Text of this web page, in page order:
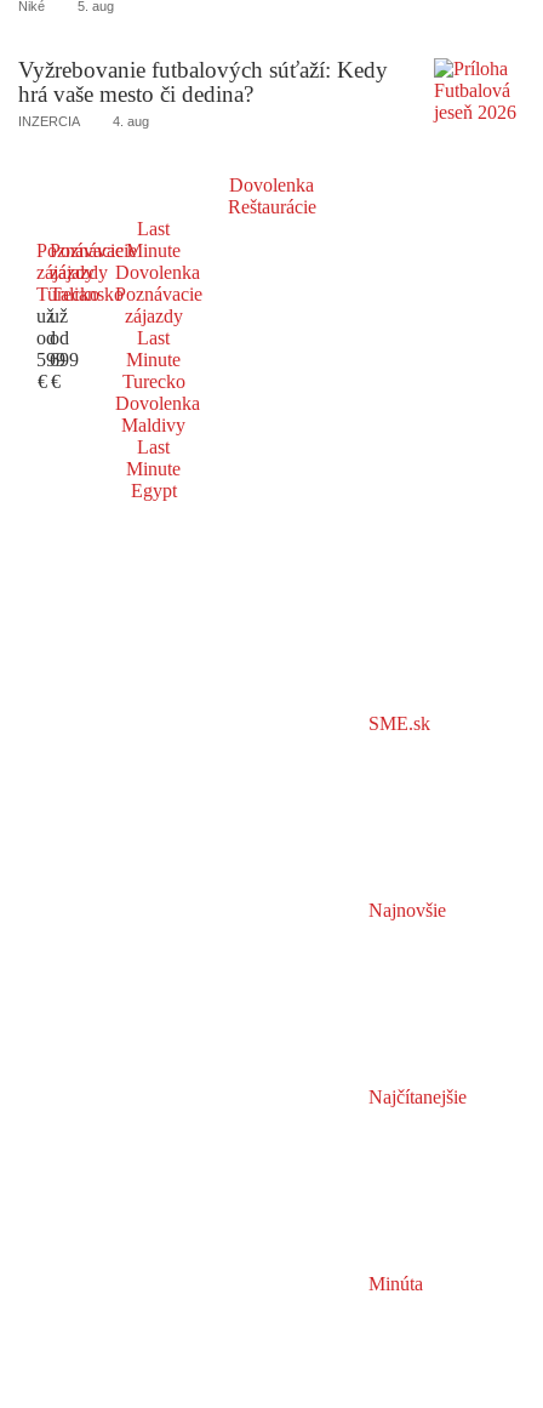
Niké 5. aug
Vyžrebovanie futbalových súťaží: Kedy
hrá vaše mesto či dedina?
INZERCIA 4. aug
Dovolenka
Reštaurácie
Poznávacie
zájazdy
Turecko
už
od
599
€
Poznávacie
zájazdy
Taliansko
už
od
699
€
Last
Minute
Dovolenka
Poznávacie
zájazdy
Last
Minute
Turecko
Dovolenka
Maldivy
Last
Minute
Egypt